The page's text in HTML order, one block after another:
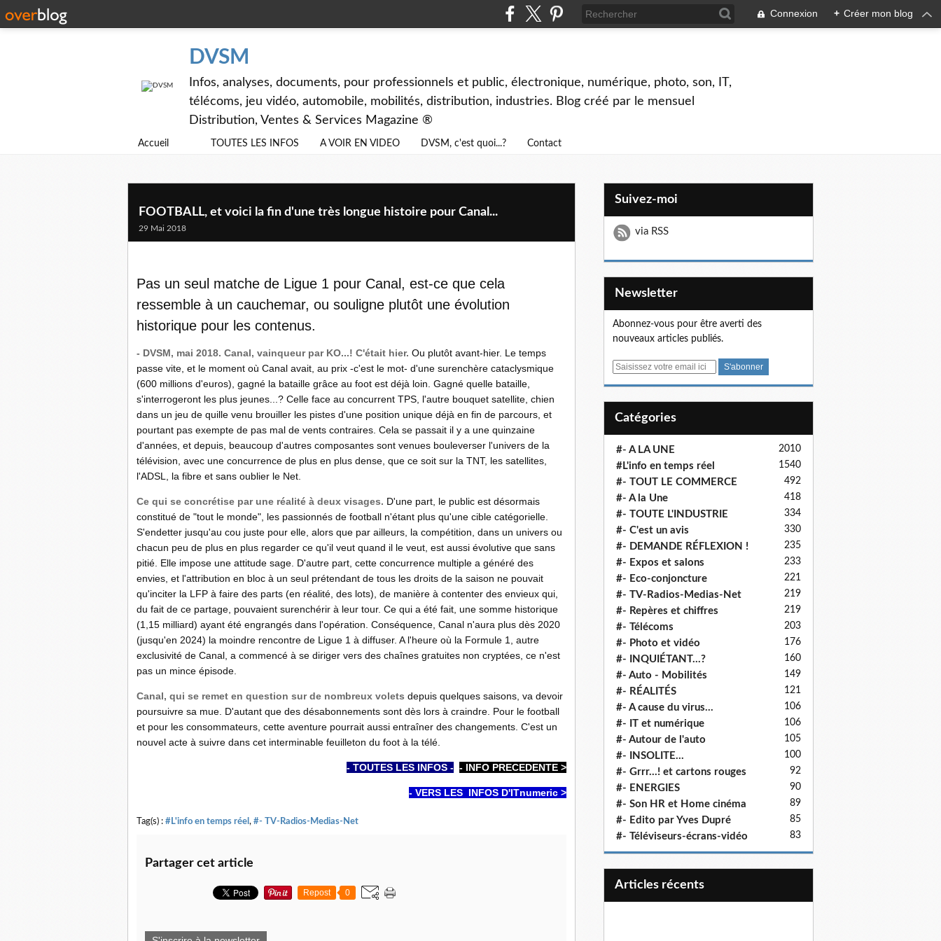
Connexion + Créer mon blog
DVSM
Infos, analyses, documents, pour professionnels et public, électronique, numérique, photo, son, IT,
télécoms, jeu vidéo, automobile, mobilités, distribution, industries. Blog créé par le mensuel
Distribution, Ventes & Services Magazine ®
Accueil TOUTES LES INFOS A VOIR EN VIDEO DVSM, c'est quoi...? Contact
FOOTBALL, et voici la fin d'une très longue histoire pour Canal...
29 Mai 2018
Pas un seul matche de Ligue 1 pour Canal, est-ce que cela
ressemble à un cauchemar, ou souligne plutôt une évolution
historique pour les contenus.
- DVSM, mai 2018. Canal, vainqueur par KO...! C'était hier. Ou plutôt avant-hier. Le temps
passe vite, et le moment où Canal avait, au prix -c'est le mot- d'une surenchère cataclysmique
(600 millions d'euros), gagné la bataille grâce au foot est déjà loin. Gagné quelle bataille,
s'interrogeront les plus jeunes...? Celle face au concurrent TPS, l'autre bouquet satellite, chien
dans un jeu de quille venu brouiller les pistes d'une position unique déjà en fin de parcours, et
pourtant pas exempte de pas mal de vents contraires. Cela se passait il y a une quinzaine
d'années, et depuis, beaucoup d'autres composantes sont venues bouleverser l'univers de la
télévision, avec une concurrence de plus en plus dense, que ce soit sur la TNT, les satellites,
l'ADSL, la fibre et sans oublier le Net.
Ce qui se concrétise par une réalité à deux visages. D'une part, le public est désormais
constitué de "tout le monde", les passionnés de football n'étant plus qu'une cible catégorielle.
S'endetter jusqu'au cou juste pour elle, alors que par ailleurs, la compétition, dans un univers ou
chacun peu de plus en plus regarder ce qu'il veut quand il le veut, est aussi évolutive que sans
pitié. Elle impose une attitude sage. D'autre part, cette concurrence multiple a généré des
envies, et l'attribution en bloc à un seul prétendant de tous les droits de la saison ne pouvait
qu'inciter la LFP à faire des parts (en réalité, des lots), de manière à contenter des envieux qui,
du fait de ce partage, pouvaient surenchérir à leur tour. Ce qui a été fait, une somme historique
(1,15 milliard) ayant été engrangés dans l'opération. Conséquence, Canal n'aura plus dès 2020
(jusqu'en 2024) la moindre rencontre de Ligue 1 à diffuser. A l'heure où la Formule 1, autre
exclusivité de Canal, a commencé à se diriger vers des chaînes gratuites non cryptées, ce n'est
pas un mince épisode.
Canal, qui se remet en question sur de nombreux volets depuis quelques saisons, va devoir
poursuivre sa mue. D'autant que des désabonnements sont dès lors à craindre. Pour le football
et pour les consommateurs, cette aventure pourrait aussi entraîner des changements. C'est un
nouvel acte à suivre dans cet interminable feuilleton du foot à la télé.
- TOUTES LES INFOS - - INFO PRECEDENTE >
- VERS LES INFOS D'ITnumeric >
Tag(s) : #L'info en temps réel , #- TV-Radios-Medias-Net
Partager cet article
Repost 0
Suivez-moi
via RSS
Newsletter
Abonnez-vous pour être averti des
nouveaux articles publiés.
E
Catégories
#- A LA UNE 2010
#L'info en temps réel 1540
#- TOUT LE COMMERCE 492
#- A la Une 418
#- TOUTE L'INDUSTRIE 334
#- C'est un avis 330
#- DEMANDE RÉFLEXION ! 235
#- Expos et salons 233
#- Eco-conjoncture 221
#- TV-Radios-Medias-Net 219
#- Repères et chiffres 219
#- Télécoms 203
#- Photo et vidéo 176
#- INQUIÉTANT...? 160
#- Auto - Mobilités 149
#- RÉALITÉS 121
#- A cause du virus... 106
#- IT et numérique 106
#- Autour de l'auto 105
#- INSOLITE... 100
#- Grrr...! et cartons rouges 92
#- ENERGIES 90
#- Son HR et Home cinéma 89
#- Edito par Yves Dupré 85
#- Téléviseurs-écrans-vidéo 83
articles récents